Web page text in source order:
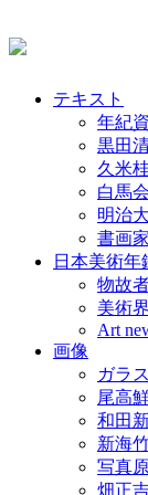
テキスト
年紀
黒田
久米
白馬
明治
書画
日本美術年
物故
美術
Art
画像
ガラ
尾高
和田
新海
写真
畑正